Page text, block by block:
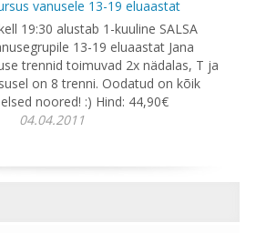
19:30 alustab 1-kuuline SALSA
13-19 eluaastat Jana
trennid toimuvad 2x nädalas, T ja
on 8 trenni. Oodatud on kõik
noored! :) Hind: 44,90€
04.04.2011